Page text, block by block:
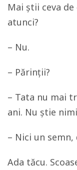
Mai știi ceva
atunci?
– Nu.
– Părinții?
– Tata nu mai
ani. Nu știe
– Nici un
Ada tăcu.